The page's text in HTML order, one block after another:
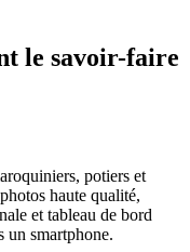
le savoir-faire
potiers et
haute qualité,
et tableau de bord
un smartphone.